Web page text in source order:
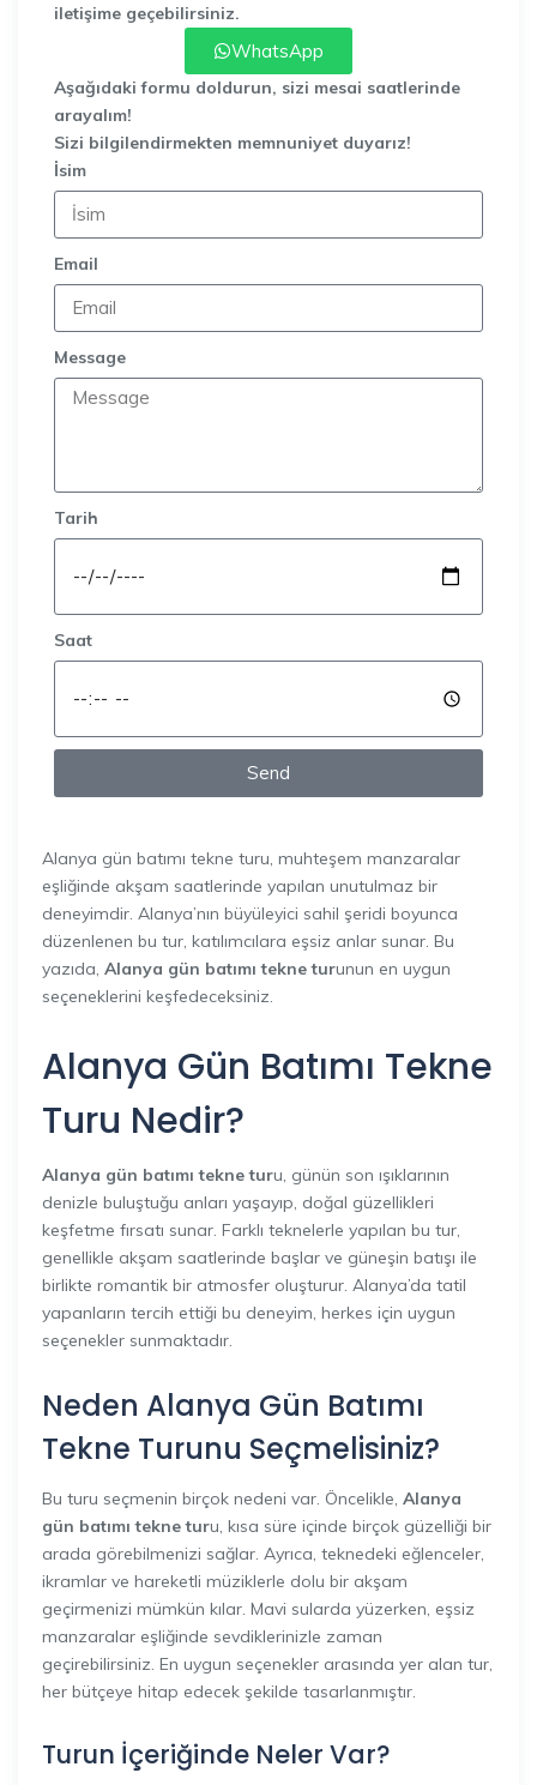
iletişime geçebilirsiniz.
WhatsApp
Aşağıdaki formu doldurun, sizi mesai saatlerinde
arayalım!
Sizi bilgilendirmekten memnuniyet duyarız!
İsim
Email
Message
Tarih
Saat
Send
Alanya gün batımı tekne turu, muhteşem manzaralar
eşliğinde akşam saatlerinde yapılan unutulmaz bir
deneyimdir. Alanya’nın büyüleyici sahil şeridi boyunca
düzenlenen bu tur, katılımcılara eşsiz anlar sunar. Bu
yazıda, Alanya gün batımı tekne turunun en uygun
seçeneklerini keşfedeceksiniz.
Alanya Gün Batımı Tekne
Turu Nedir?
Alanya gün batımı tekne turu, günün son ışıklarının
denizle buluştuğu anları yaşayıp, doğal güzellikleri
keşfetme fırsatı sunar. Farklı teknelerle yapılan bu tur,
genellikle akşam saatlerinde başlar ve güneşin batışı ile
birlikte romantik bir atmosfer oluşturur. Alanya’da tatil
yapanların tercih ettiği bu deneyim, herkes için uygun
seçenekler sunmaktadır.
Neden Alanya Gün Batımı
Tekne Turunu Seçmelisiniz?
Bu turu seçmenin birçok nedeni var. Öncelikle, Alanya
gün batımı tekne turu, kısa süre içinde birçok güzelliği bir
arada görebilmenizi sağlar. Ayrıca, teknedeki eğlenceler,
ikramlar ve hareketli müziklerle dolu bir akşam
geçirmenizi mümkün kılar. Mavi sularda yüzerken, eşsiz
manzaralar eşliğinde sevdiklerinizle zaman
geçirebilirsiniz. En uygun seçenekler arasında yer alan tur,
her bütçeye hitap edecek şekilde tasarlanmıştır.
Turun İçeriğinde Neler Var?